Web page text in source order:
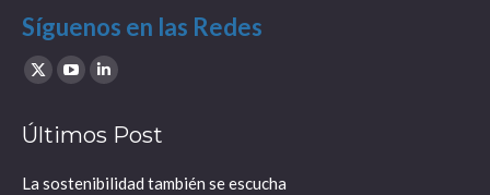
Síguenos en las Redes
Find us on:
X
opens
YouTube
opens
Linkedin
opens
Últimos Post
La sostenibilidad también se escucha